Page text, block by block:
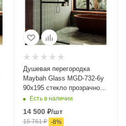
Душевая перегородка
Maybah Glass MGD-732-6у
90х195 стекло прозрачное
профиль черный
Есть в наличии
14 500₽/шт
15 761₽ -8%